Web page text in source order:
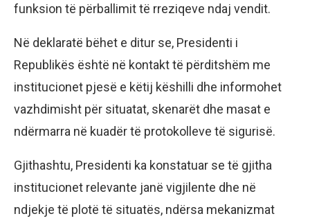
funksion të përballimit të rreziqeve ndaj vendit.
Në deklaratë bëhet e ditur se, Presidenti i
Republikës është në kontakt të përditshëm me
institucionet pjesë e këtij këshilli dhe informohet
vazhdimisht për situatat, skenarët dhe masat e
ndërmarra në kuadër të protokolleve të sigurisë.
Gjithashtu, Presidenti ka konstatuar se të gjitha
institucionet relevante janë vigjilente dhe në
ndjekje të plotë të situatës, ndërsa mekanizmat